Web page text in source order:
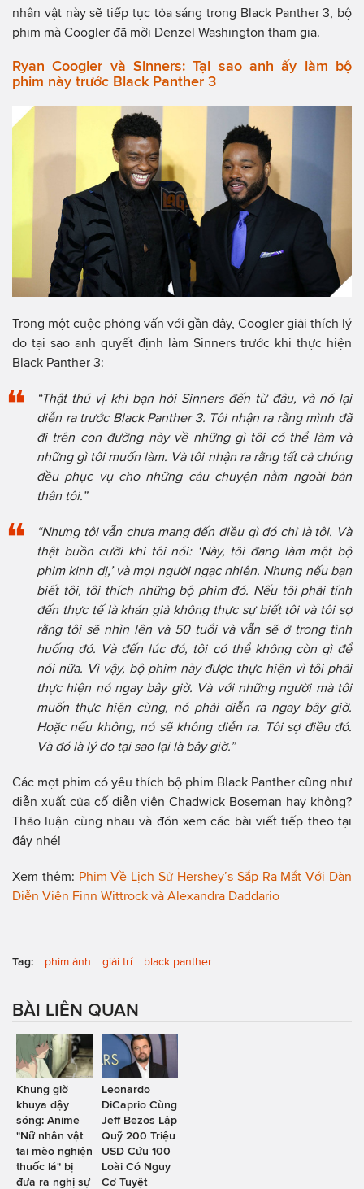
nhân vật này sẽ tiếp tục tỏa sáng trong Black Panther 3, bộ
phim mà Coogler đã mời Denzel Washington tham gia.
Ryan Coogler và Sinners: Tại sao anh ấy làm bộ
phim này trước Black Panther 3
Trong một cuộc phỏng vấn với gần đây, Coogler giải thích lý
do tại sao anh quyết định làm Sinners trước khi thực hiện
Black Panther 3:
“Thật thú vị khi bạn hỏi Sinners đến từ đâu, và nó lại
diễn ra trước Black Panther 3. Tôi nhận ra rằng mình đã
đi trên con đường này về những gì tôi có thể làm và
những gì tôi muốn làm. Và tôi nhận ra rằng tất cả chúng
đều phục vụ cho những câu chuyện nằm ngoài bản
thân tôi.”
“Nhưng tôi vẫn chưa mang đến điều gì đó chỉ là tôi. Và
thật buồn cười khi tôi nói: ‘Này, tôi đang làm một bộ
phim kinh dị,’ và mọi người ngạc nhiên. Nhưng nếu bạn
biết tôi, tôi thích những bộ phim đó. Nếu tôi phải tính
đến thực tế là khán giả không thực sự biết tôi và tôi sợ
rằng tôi sẽ nhìn lên và 50 tuổi và vẫn sẽ ở trong tình
huống đó. Và đến lúc đó, tôi có thể không còn gì để
nói nữa. Vì vậy, bộ phim này được thực hiện vì tôi phải
thực hiện nó ngay bây giờ. Và với những người mà tôi
muốn thực hiện cùng, nó phải diễn ra ngay bây giờ.
Hoặc nếu không, nó sẽ không diễn ra. Tôi sợ điều đó.
Và đó là lý do tại sao lại là bây giờ.”
Các mọt phim có yêu thích bộ phim Black Panther cũng như
diễn xuất của cố diễn viên Chadwick Boseman hay không?
Thảo luận cùng nhau và đón xem các bài viết tiếp theo tại
đây nhé!
Xem thêm: Phim Về Lịch Sử Hershey’s Sắp Ra Mắt Với Dàn
Diễn Viên Finn Wittrock và Alexandra Daddario
Tag: phim ảnh giải trí black panther
BÀI LIÊN QUAN
Khung giờ
khuya dậy
sóng: Anime
"Nữ nhân vật
tai mèo nghiện
thuốc lá" bị
đưa ra nghị sự
Leonardo
DiCaprio Cùng
Jeff Bezos Lập
Quỹ 200 Triệu
USD Cứu 100
Loài Có Nguy
Cơ Tuyệt